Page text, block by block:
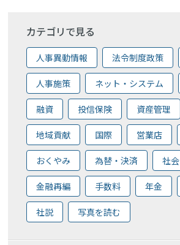
カテゴリで見る
人事異動情報 法令制度政策
人事施策 ネット・システム
融資 投信保険 資産管理
地域貢献 国際 営業店
おくやみ 為替・決済 社会
金融再編 手数料 年金
社説 写真を読む